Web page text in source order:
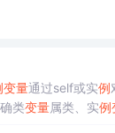
变量通过self或实例
类变量属类、实例